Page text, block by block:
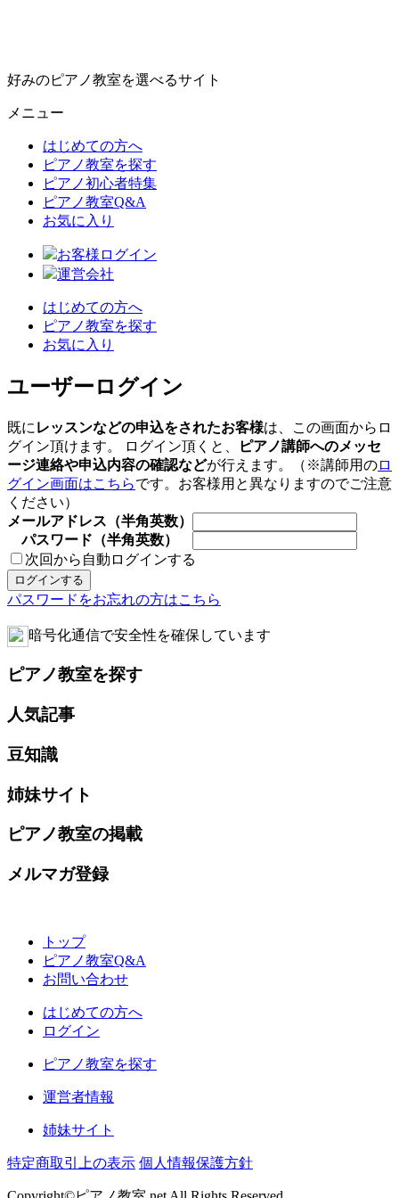
好みのピアノ教室を選べるサイト
メニュー
はじめての方へ
ピアノ教室を探す
ピアノ初心者特集
ピアノ教室Q&A
お気に入り
お客様ログイン
運営会社
はじめての方へ
ピアノ教室を探す
お気に入り
ユーザーログイン
既に レッスンなどの申込をされたお客様は、この画面からロ
グイン頂けます。 ログイン頂くと、
ピアノ講師へのメッセ
ージ連絡や申込内容の確認などが行えます。（※講師用のロ
グイン画面はこちらです。お客様用と異なりますのでご注意
ください）
メールアドレス（半角英数）
パスワード（半角英数）
次回から自動ログインする
パスワードをお忘れの方はこちら
暗号化通信で安全性を確保しています
ピアノ教室を探す
人気記事
豆知識
姉妹サイト
ピアノ教室の掲載
メルマガ登録
トップ
ピアノ教室Q&A
お問い合わせ
はじめての方へ
ログイン
ピアノ教室を探す
運営者情報
姉妹サイト
特定商取引上の表示 個人情報保護方針